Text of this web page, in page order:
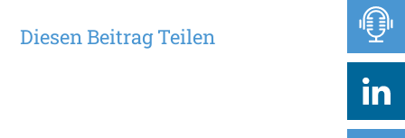
Diesen Beitrag Teilen